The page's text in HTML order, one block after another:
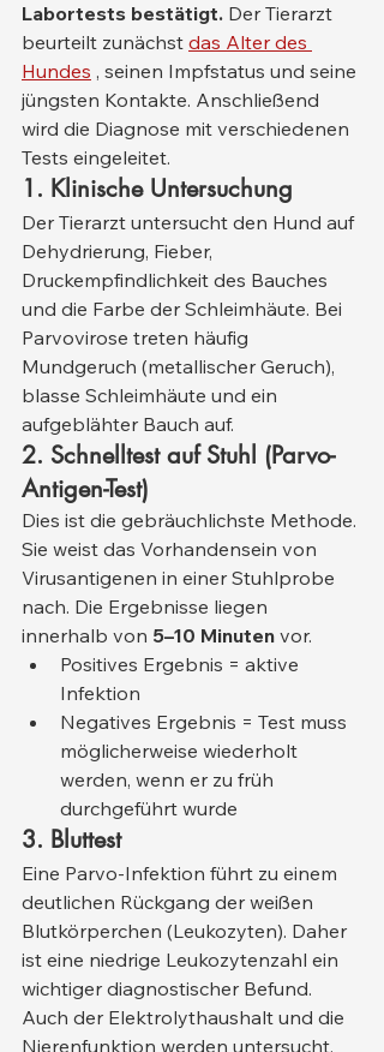
Labortests bestätigt. Der Tierarzt
beurteilt zunächst das Alter des
Hundes , seinen Impfstatus und seine
jüngsten Kontakte. Anschließend
wird die Diagnose mit verschiedenen
Tests eingeleitet.
1. Klinische Untersuchung
Der Tierarzt untersucht den Hund auf
Dehydrierung, Fieber,
Druckempfindlichkeit des Bauches
und die Farbe der Schleimhäute. Bei
Parvovirose treten häufig
Mundgeruch (metallischer Geruch),
blasse Schleimhäute und ein
aufgeblähter Bauch auf.
2. Schnelltest auf Stuhl (Parvo-
Antigen-Test)
Dies ist die gebräuchlichste Methode.
Sie weist das Vorhandensein von
Virusantigenen in einer Stuhlprobe
nach. Die Ergebnisse liegen
innerhalb von 5–10 Minuten vor.
Positives Ergebnis = aktive
Infektion
Negatives Ergebnis = Test muss
möglicherweise wiederholt
werden, wenn er zu früh
durchgeführt wurde
3. Bluttest
Eine Parvo-Infektion führt zu einem
deutlichen Rückgang der weißen
Blutkörperchen (Leukozyten). Daher
ist eine niedrige Leukozytenzahl ein
wichtiger diagnostischer Befund.
Auch der Elektrolythaushalt und die
Nierenfunktion werden untersucht.